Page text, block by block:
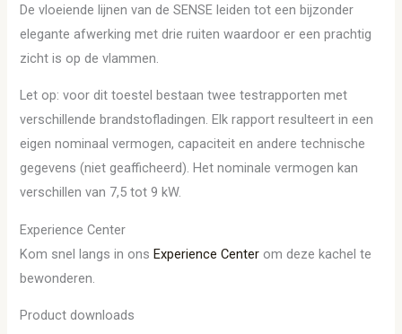
De vloeiende lijnen van de SENSE leiden tot een bijzonder
elegante afwerking met drie ruiten waardoor er een prachtig
zicht is op de vlammen.
Let op: voor dit toestel bestaan twee testrapporten met
verschillende brandstofladingen. Elk rapport resulteert in een
eigen nominaal vermogen, capaciteit en andere technische
gegevens (niet geafficheerd). Het nominale vermogen kan
verschillen van 7,5 tot 9 kW.
Experience Center
Kom snel langs in onsExperience Center om deze kachel te
bewonderen.
Product downloads